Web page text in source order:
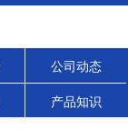
公司动态
产品知识